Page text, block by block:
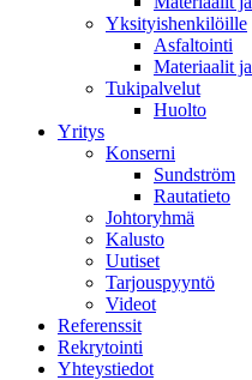
Yksityishenkilöille
Asfaltointi
Materiaalit
Tukipalvelut
Huolto
Yritys
Konserni
Sundström
Rautatieto
Johtoryhmä
Kalusto
Uutiset
Tarjouspyyntö
Videot
Referenssit
Rekrytointi
Yhteystiedot